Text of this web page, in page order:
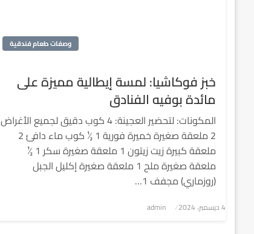
وصفات طعام فندقية
خبز فوكاشيا: لمسة إيطالية مميزة على
مائدة بوفيه الفنادق
المكونات: لتحضير العجينة: 4 كوب دقيق لجميع الأغراض
2 ملعقة صغيرة خميرة فورية 1 ½ كوب ماء دافئ 2
ملعقة كبيرة زيت زيتون 1 ملعقة صغيرة سكر 1 ½
ملعقة صغيرة ملح 1 ملعقة صغيرة إكليل الجبل
(روزماري) مجفف 1…
نُشر
4 ديسمبر، 2024 admin